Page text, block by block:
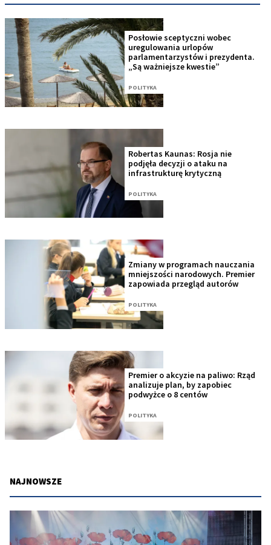
Posłowie sceptyczni wobec
uregulowania urlopów
parlamentarzystów i prezydenta.
„Są ważniejsze kwestie”
POLITYKA
Robertas Kaunas: Rosja nie
podjęła decyzji o ataku na
infrastrukturę krytyczną
POLITYKA
Zmiany w programach nauczania
mniejszości narodowych. Premier
zapowiada przegląd autorów
POLITYKA
Premier o akcyzie na paliwo: Rząd
analizuje plan, by zapobiec
podwyżce o 8 centów
POLITYKA
NAJNOWSZE